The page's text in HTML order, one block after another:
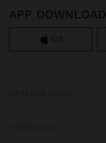
APP DOWNLOAD
iOS